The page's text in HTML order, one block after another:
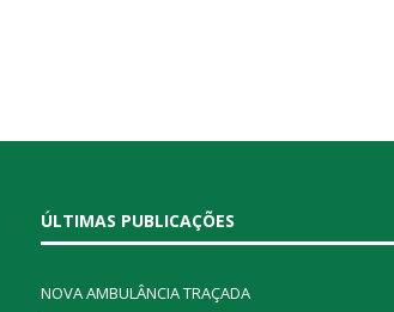
ÚLTIMAS PUBLICAÇÕES
NOVA AMBULÂNCIA TRAÇADA